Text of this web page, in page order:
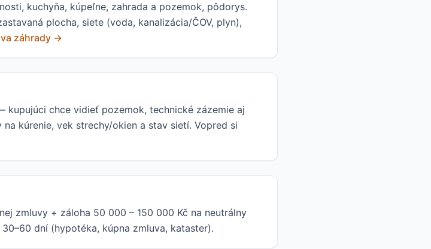
kuchyňa, kúpeľne, zahrada a pozemok, pôdorys.
plocha, siete (voda, kanalizácia/ČOV, plyn),
záhrady →
kupujúci chce vidieť pozemok, technické zázemie aj
kúrenie, vek strechy/okien a stav sietí. Vopred si
zmluvy + záloha 50 000 – 150 000 Kč na neutrálny
dní (hypotéka, kúpna zmluva, kataster).